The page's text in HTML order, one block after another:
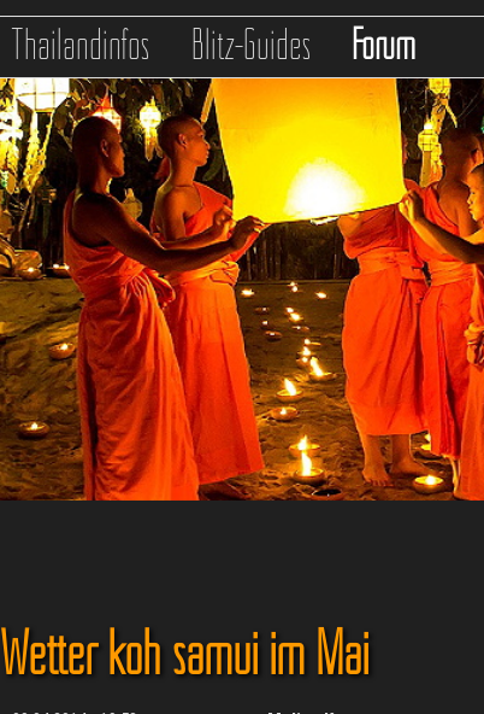
Thailandinfos Blitz-Guides Forum
Wetter koh samui im Mai